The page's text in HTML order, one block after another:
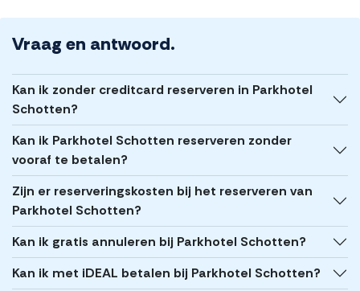
Vraag en antwoord.
Kan ik zonder creditcard reserveren in Parkhotel
Schotten?
Kan ik Parkhotel Schotten reserveren zonder
vooraf te betalen?
Zijn er reserveringskosten bij het reserveren van
Parkhotel Schotten?
Kan ik gratis annuleren bij Parkhotel Schotten?
Kan ik met iDEAL betalen bij Parkhotel Schotten?